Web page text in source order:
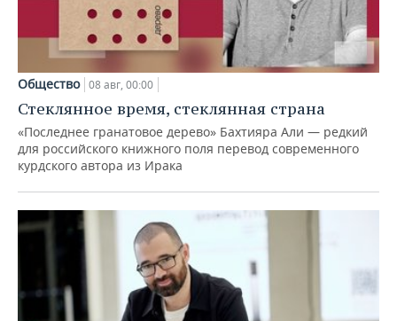
Общество 08 авг, 00:00
Стеклянное время, стеклянная страна
«Последнее гранатовое дерево» Бахтияра Али — редкий
для российского книжного поля перевод современного
курдского автора из Ирака